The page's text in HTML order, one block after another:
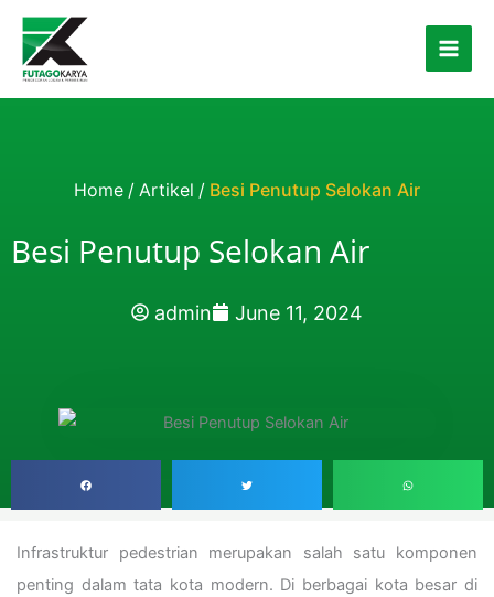
Skip to content
Home / Artikel / Besi Penutup Selokan Air
Besi Penutup Selokan Air
admin June 11, 2024
Infrastruktur pedestrian merupakan salah satu komponen
penting dalam tata kota modern. Di berbagai kota besar di